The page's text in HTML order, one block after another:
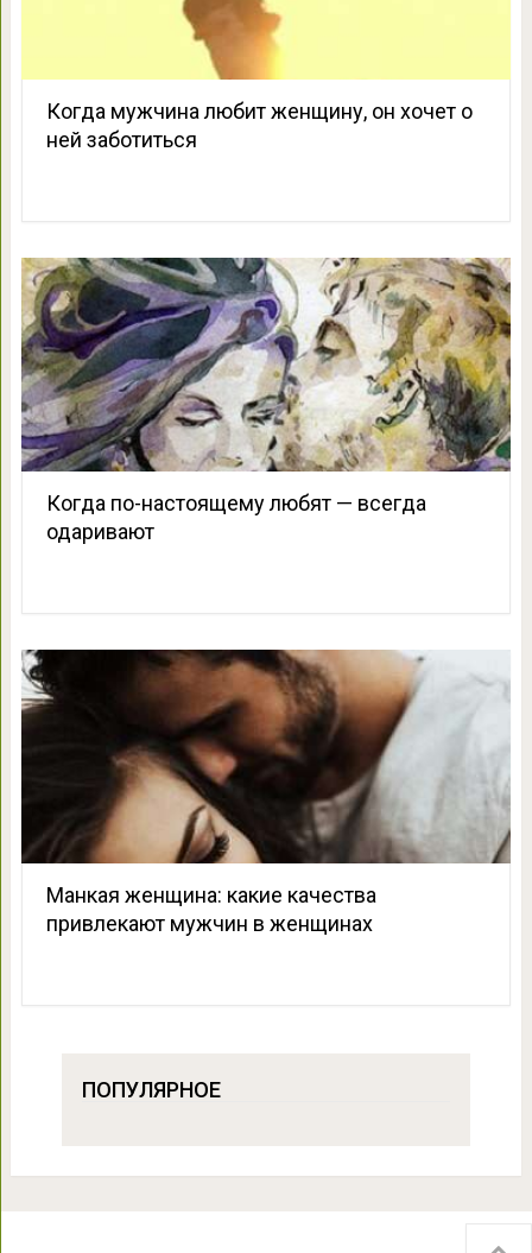
Когда мужчина любит женщину, он хочет о
ней заботиться
Когда по-настоящему любят — всегда
одаривают
Манкая женщина: какие качества
привлекают мужчин в женщинах
ПОПУЛЯРНОЕ